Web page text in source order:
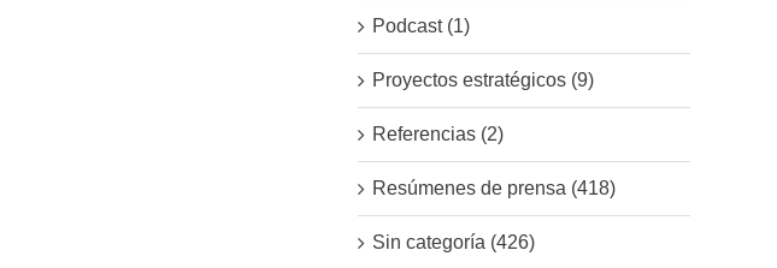
Podcast (1)
Proyectos estratégicos (9)
Referencias (2)
Resúmenes de prensa (418)
Sin categoría (426)